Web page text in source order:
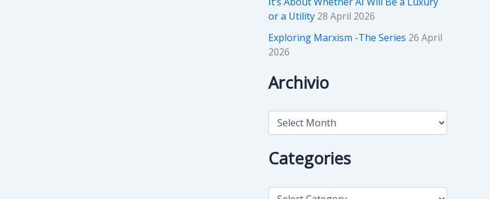
or a Utility 28 April 2026
Exploring Marxism -The Series 26 April
2026
Archivio
A
h
i
Categories
C